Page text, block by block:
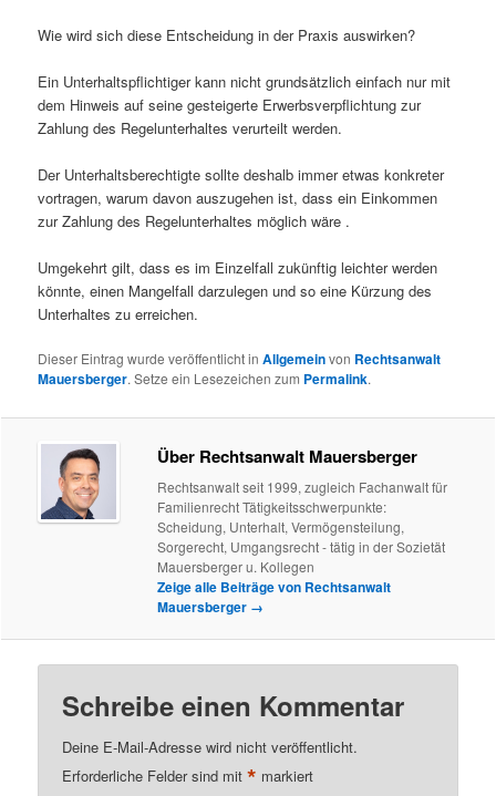
Wie wird sich diese Entscheidung in der Praxis auswirken?
Ein Unterhaltspflichtiger kann nicht grundsätzlich einfach nur mit
dem Hinweis auf seine gesteigerte Erwerbsverpflichtung zur
Zahlung des Regelunterhaltes verurteilt werden.
Der Unterhaltsberechtigte sollte deshalb immer etwas konkreter
vortragen, warum davon auszugehen ist, dass ein Einkommen
zur Zahlung des Regelunterhaltes möglich wäre .
Umgekehrt gilt, dass es im Einzelfall zukünftig leichter werden
könnte, einen Mangelfall darzulegen und so eine Kürzung des
Unterhaltes zu erreichen.
Dieser Eintrag wurde veröffentlicht inAllgemeinvon Rechtsanwalt
Mauersberger. Setze ein Lesezeichen zum Permalink.
Über Rechtsanwalt Mauersberger
Rechtsanwalt seit 1999, zugleich Fachanwalt für
Familienrecht Tätigkeitsschwerpunkte:
Scheidung, Unterhalt, Vermögensteilung,
Sorgerecht, Umgangsrecht - tätig in der Sozietät
Mauersberger u. Kollegen
Zeige alle Beiträge von Rechtsanwalt
Mauersberger →
Schreibe einen Kommentar
Deine E-Mail-Adresse wird nicht veröffentlicht.
Erforderliche Felder sind mit* markiert